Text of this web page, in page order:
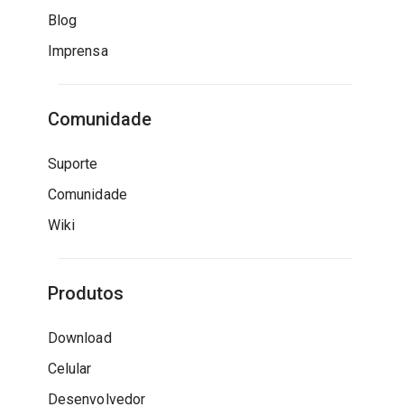
Blog
Imprensa
Comunidade
Suporte
Comunidade
Wiki
Produtos
Download
Celular
Desenvolvedor